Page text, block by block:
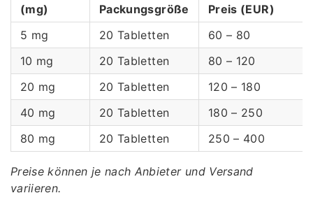
(mg)
Packungsgröße
Preis (EUR)
5 mg
20 Tabletten
60 – 80
10 mg
20 Tabletten
80 – 120
20 mg
20 Tabletten
120 – 180
40 mg
20 Tabletten
180 – 250
80 mg
20 Tabletten 250 – 400
Preise können je nach Anbieter und Versand
variieren.